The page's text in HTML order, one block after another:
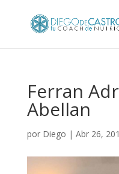
Ferran
Abellan
por Diego | Abr 26,